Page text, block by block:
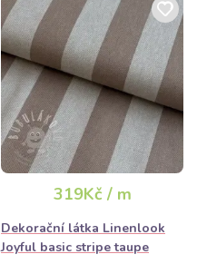
319Kč / m
Dekorační látka Linenlook
Joyful basic stripe taupe